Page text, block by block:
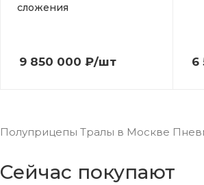
сложения
9 850 000 ₽/шт 6
Полуприцепы Тралы в Москве
Сейчас покупают